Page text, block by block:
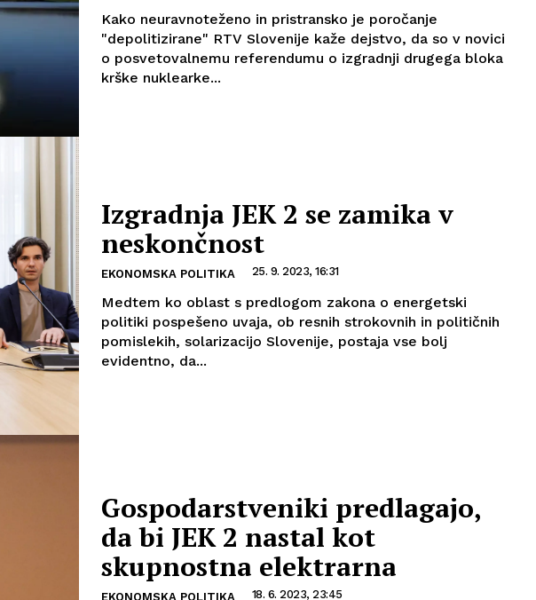
Kako neuravnoteženo in pristransko je poročanje
"depolitizirane" RTV Slovenije kaže dejstvo, da so v novici
o posvetovalnemu referendumu o izgradnji drugega bloka
krške nuklearke...
Izgradnja JEK 2 se zamika v
neskončnost
EKONOMSKA POLITIKA 25. 9. 2023, 16:31
Medtem ko oblast s predlogom zakona o energetski
politiki pospešeno uvaja, ob resnih strokovnih in političnih
pomislekih, solarizacijo Slovenije, postaja vse bolj
evidentno, da...
Gospodarstveniki predlagajo,
da bi JEK 2 nastal kot
skupnostna elektrarna
EKONOMSKA POLITIKA 18. 6. 2023, 23:45